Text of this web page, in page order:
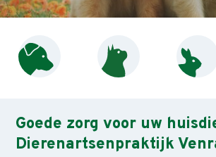
Goede zorg voor uw
Dierenartsenpraktijk